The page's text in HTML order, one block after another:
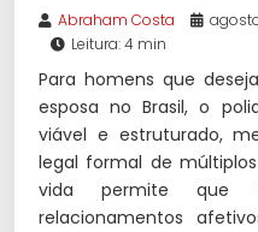
Abraham Costa
Leitura: 4 min
Para homens que
esposa no Brasil, o
viável e estruturado,
legal formal de
vida permite que
relacionamentos